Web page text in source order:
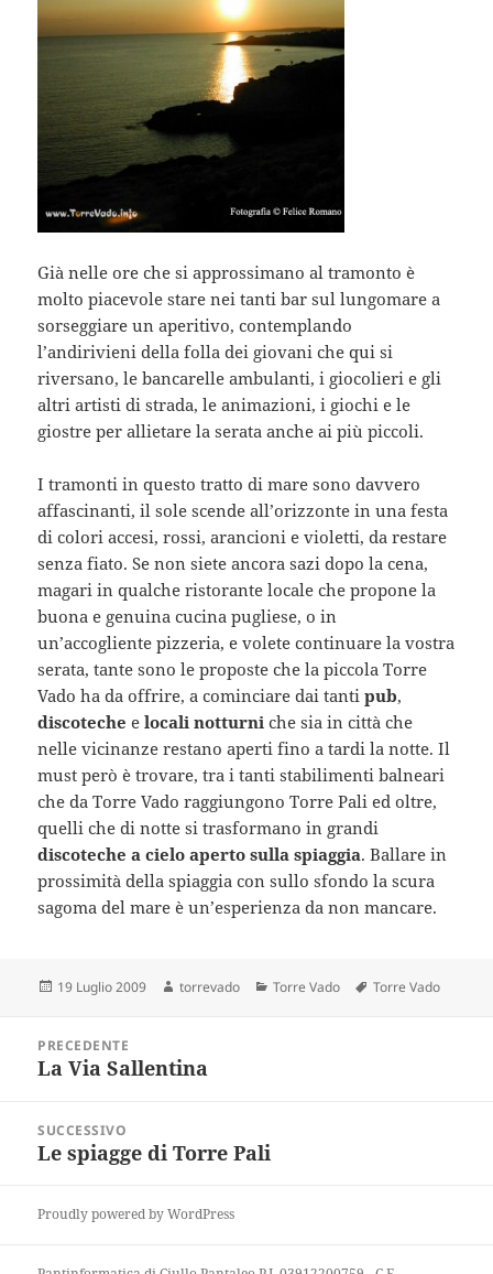
Già nelle ore che si approssimano al tramonto è
molto piacevole stare nei tanti bar sul lungomare a
sorseggiare un aperitivo, contemplando
l’andirivieni della folla dei giovani che qui si
riversano, le bancarelle ambulanti, i giocolieri e gli
altri artisti di strada, le animazioni, i giochi e le
giostre per allietare la serata anche ai più piccoli.
I tramonti in questo tratto di mare sono davvero
affascinanti, il sole scende all’orizzonte in una festa
di colori accesi, rossi, arancioni e violetti, da restare
senza fiato. Se non siete ancora sazi dopo la cena,
magari in qualche ristorante locale che propone la
buona e genuina cucina pugliese, o in
un’accogliente pizzeria, e volete continuare la vostra
serata, tante sono le proposte che la piccola Torre
Vado ha da offrire, a cominciare dai tantipub,
discoteche elocali notturni che sia in città che
nelle vicinanze restano aperti fino a tardi la notte. Il
must però è trovare, tra i tanti stabilimenti balneari
che da Torre Vado raggiungono Torre Pali ed oltre,
quelli che di notte si trasformano in grandi
discoteche a cielo aperto sulla spiaggia. Ballare in
prossimità della spiaggia con sullo sfondo la scura
sagoma del mare è un’esperienza da non mancare.
Scritto
19 Luglio 2009 Autore
torrevado Categorie
Torre Vado Tag
Torre Vado
articoliPRECEDENTE
Articolo
La Via Sallentina
SUCCESSIVO
Articolo
Le spiagge di Torre Pali
Proudly powered by WordPress